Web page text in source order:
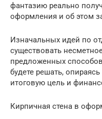
фантазию реально
оформления и об этом
Изначальных идей по
существовать
предложенных
будете решать,
итоговую цель и
Кирпичная стена в